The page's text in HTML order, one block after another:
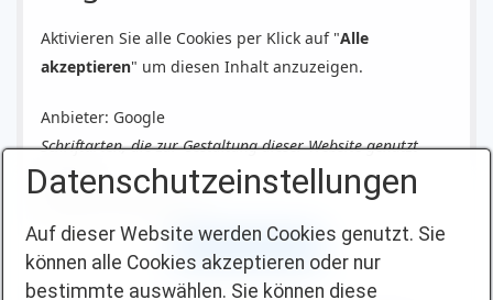
Aktivieren Sie alle Cookies per Klick auf "Alle
akzeptieren" um diesen Inhalt anzuzeigen.
Anbieter: Google
Schriftarten, die zur Gestaltung dieser Website genutzt
werden.
Alle akzeptieren
Datenschutzeinstellungen
Auf dieser Website werden Cookies genutzt. Sie
können alle Cookies akzeptieren oder nur
bestimmte auswählen. Sie können diese